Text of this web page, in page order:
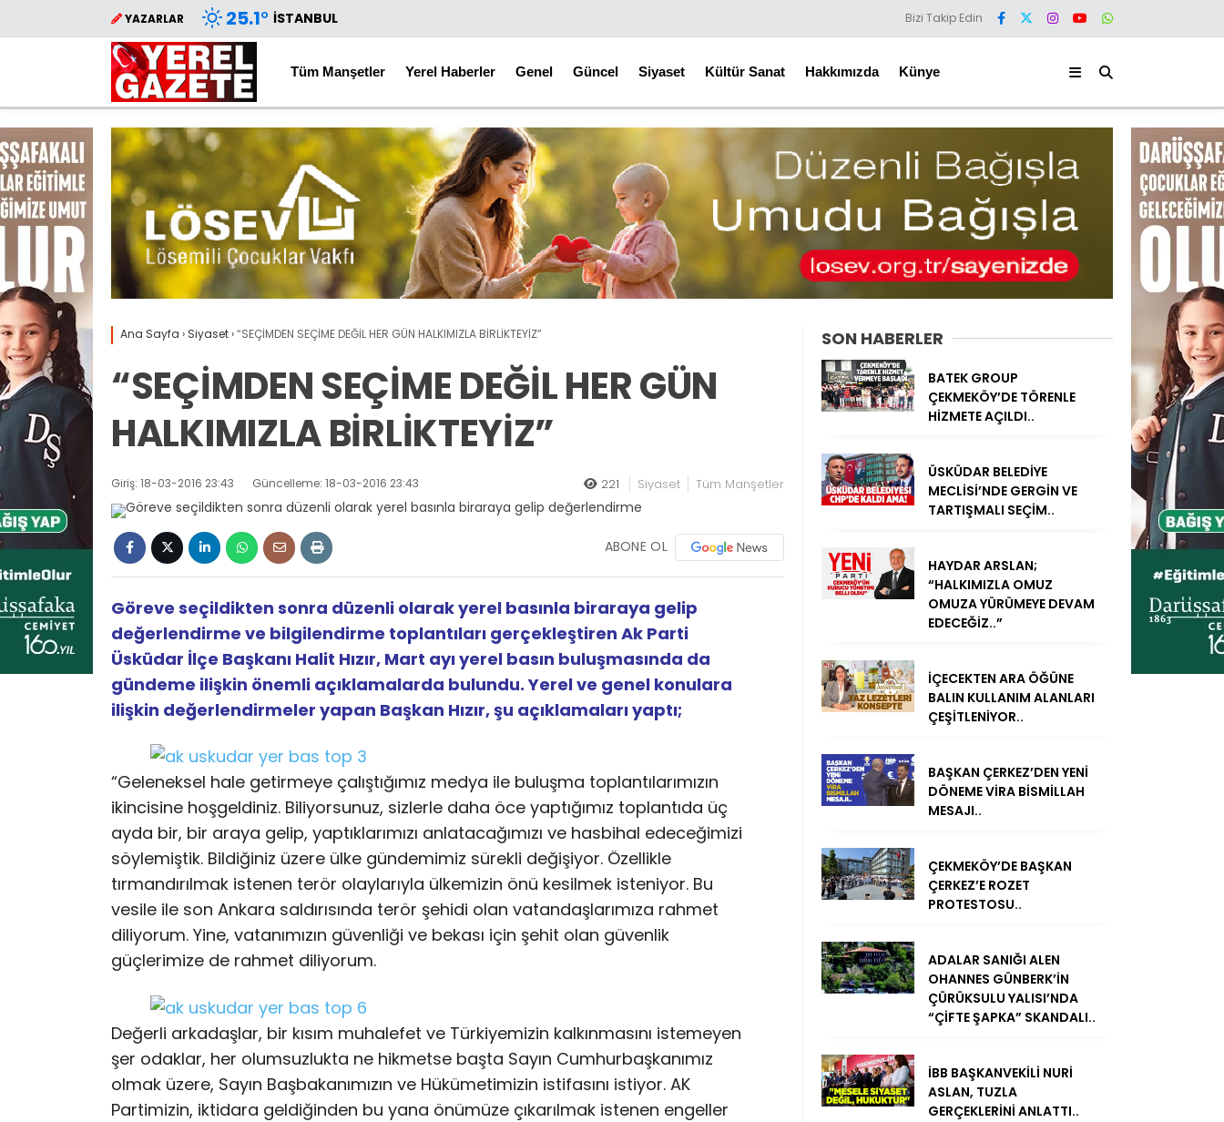
YAZARLAR 25.1° İSTANBUL Bizi Takip Edin
Tüm Manşetler Yerel Haberler Genel Güncel Siyaset Kültür Sanat Hakkımızda Künye
Ana Sayfa › Siyaset›“SEÇİMDEN SEÇİME DEĞİL HER GÜN HALKIMIZLA BİRLİKTEYİZ”
“SEÇİMDEN SEÇİME DEĞİL HER GÜN
HALKIMIZLA BİRLİKTEYİZ”
Giriş: 18-03-2016 23:43 Güncelleme: 18-03-2016 23:43 221 Siyaset Tüm Manşetler
ABONE OL
Göreve seçildikten sonra düzenli olarak yerel basınla biraraya gelip
değerlendirme ve bilgilendirme toplantıları gerçekleştiren Ak Parti
Üsküdar İlçe Başkanı Halit Hızır, Mart ayı yerel basın buluşmasında da
gündeme ilişkin önemli açıklamalarda bulundu. Yerel ve genel konulara
ilişkin değerlendirmeler yapan Başkan Hızır, şu açıklamaları yaptı;
“Geleneksel hale getirmeye çalıştığımız medya ile buluşma toplantılarımızın
ikincisine hoşgeldiniz. Biliyorsunuz, sizlerle daha öce yaptığımız toplantıda üç
ayda bir, bir araya gelip, yaptıklarımızı anlatacağımızı ve hasbihal edeceğimizi
söylemiştik. Bildiğiniz üzere ülke gündemimiz sürekli değişiyor. Özellikle
tırmandırılmak istenen terör olaylarıyla ülkemizin önü kesilmek isteniyor. Bu
vesile ile son Ankara saldırısında terör şehidi olan vatandaşlarımıza rahmet
diliyorum. Yine, vatanımızın güvenliği ve bekası için şehit olan güvenlik
güçlerimize de rahmet diliyorum.
Değerli arkadaşlar, bir kısım muhalefet ve Türkiyemizin kalkınmasını istemeyen
şer odaklar, her olumsuzlukta ne hikmetse başta Sayın Cumhurbaşkanımız
olmak üzere, Sayın Başbakanımızın ve Hükümetimizin istifasını istiyor. AK
Partimizin, iktidara geldiğinden bu yana önümüze çıkarılmak istenen engeller
SON HABERLER
BATEK GROUP
ÇEKMEKÖY’DE TÖRENLE
HİZMETE AÇILDI..
ÜSKÜDAR BELEDİYE
MECLİSİ’NDE GERGİN VE
TARTIŞMALI SEÇİM..
HAYDAR ARSLAN;
“HALKIMIZLA OMUZ
OMUZA YÜRÜMEYE DEVAM
EDECEĞİZ..”
İÇECEKTEN ARA ÖĞÜNE
BALIN KULLANIM ALANLARI
ÇEŞİTLENİYOR..
BAŞKAN ÇERKEZ’DEN YENİ
DÖNEME VİRA BİSMİLLAH
MESAJI..
ÇEKMEKÖY’DE BAŞKAN
ÇERKEZ’E ROZET
PROTESTOSU..
ADALAR SANIĞI ALEN
OHANNES GÜNBERK’İN
ÇÜRÜKSULU YALISI’NDA
“ÇİFTE ŞAPKA” SKANDALI..
İBB BAŞKANVEKİLİ NURİ
ASLAN, TUZLA
GERÇEKLERİNİ ANLATTI..